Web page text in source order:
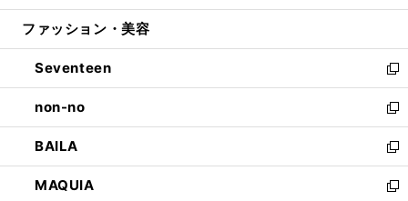
開
ウ
開
く
ン
ウ
で
開
く
ウ
ン
ド
ウ
で
開
く
ファッション・美容
Seventeen
新
し
い
ウ
ィ
ン
ド
non-no
新
し
い
ウ
ィ
BAILA
新
し
い
MAQUIA
新